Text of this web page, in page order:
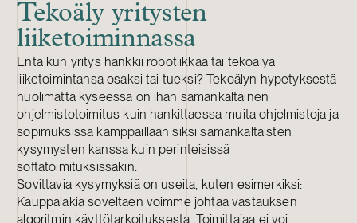
Tekoäly yritysten
liiketoiminnassa
Entä kun yritys hankkii robotiikkaa tai tekoälyä
liiketoimintansa osaksi tai tueksi? Tekoälyn hypetyksestä
huolimatta kyseessä on ihan samankaltainen
ohjelmistotoimitus kuin hankittaessa muita ohjelmistoja ja
sopimuksissa kamppaillaan siksi samankaltaisten
kysymysten kanssa kuin perinteisissä
softatoimituksissakin.
Sovittavia kysymyksiä on useita, kuten esimerkiksi:
Kauppalakia soveltaen voimme johtaa vastauksen
algoritmin käyttötarkoituksesta. Toimittajaa ei voi